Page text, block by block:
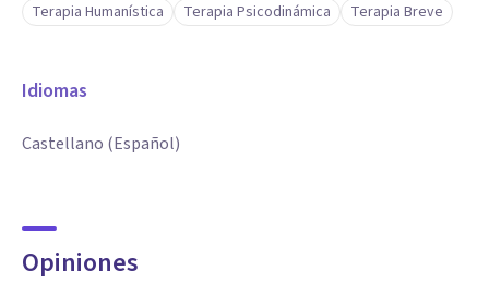
Terapia Humanística
Terapia Psicodinámica Terapia Breve
Idiomas
Castellano (Español)
Opiniones